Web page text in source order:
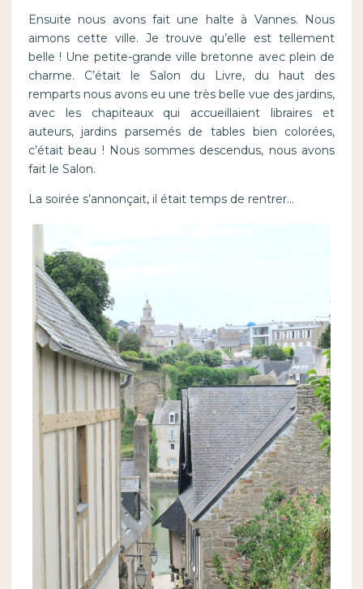
Ensuite nous avons fait une halte à Vannes. Nous
aimons cette ville. Je trouve qu’elle est tellement
belle ! Une petite-grande ville bretonne avec plein de
charme. C’était le Salon du Livre, du haut des
remparts nous avons eu une très belle vue des jardins,
avec les chapiteaux qui accueillaient libraires et
auteurs, jardins parsemés de tables bien colorées,
c’était beau ! Nous sommes descendus, nous avons
fait le Salon.
La soirée s’annonçait, il était temps de rentrer…